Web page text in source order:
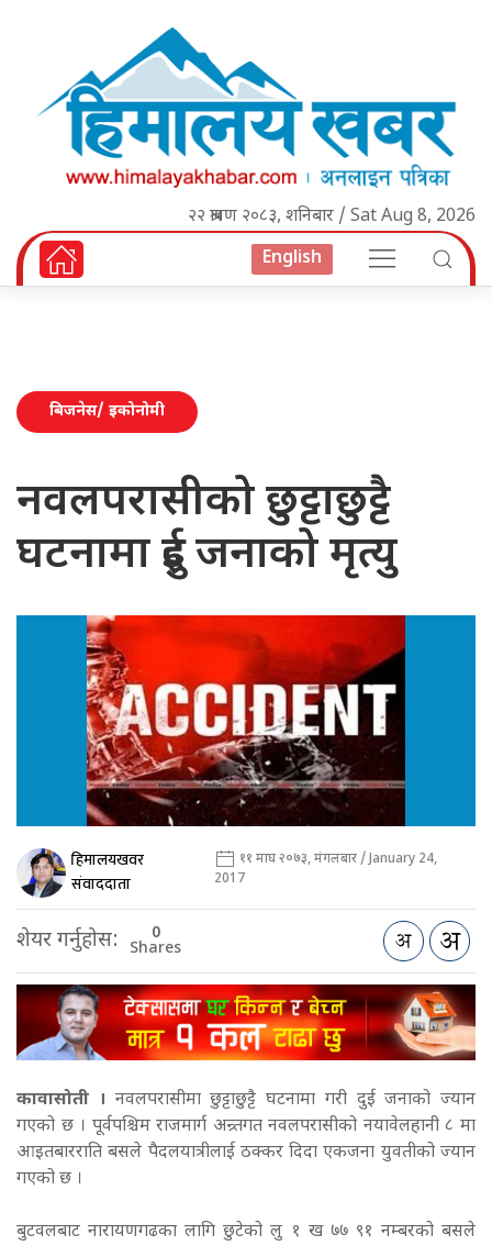
२२ श्रावण २०८३, शनिबार / Sat Aug 8, 2026
English
बिजनेस/ इकोनोमी
नवलपरासीको छुट्टाछुट्टै
घटनामा दुई जनाको मृत्यु
हिमालयखवर
संवाददाता
११ माघ २०७३, मंगलबार / January 24,
2017
शेयर गर्नुहोस: 0
Shares
कावासोती । नवलपरासीमा छुट्टाछुट्टै घटनामा गरी दुई जनाको ज्यान
गएको छ । पूर्वपश्चिम राजमार्ग अन्र्तगत नवलपरासीको नयावेलहानी ८ मा
आइतबारराति बसले पैदलयात्रीलाई ठक्कर दिदा एकजना युवतीको ज्यान
गएको छ ।
बुटवलबाट नारायणगढका लागि छुटेको लु १ ख ७७ ९१ नम्बरको बसले